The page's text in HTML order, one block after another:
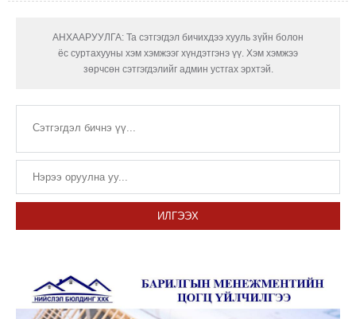
АНХААРУУЛГА: Та сэтгэгдэл бичихдээ хууль зүйн болон
ёс суртахууны хэм хэмжээг хүндэтгэнэ үү. Хэм хэмжээ
зөрчсөн сэтгэгдэлийг админ устгах эрхтэй.
ИЛГЭЭХ